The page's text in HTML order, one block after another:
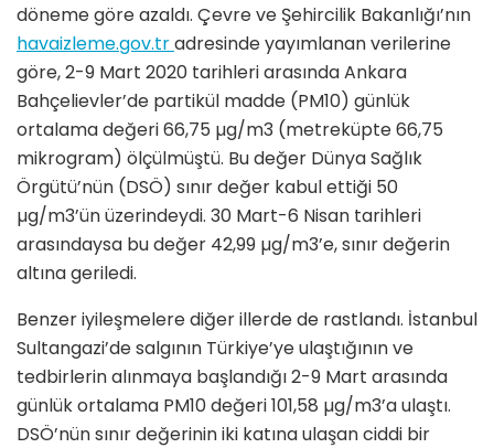
döneme göre azaldı. Çevre ve Şehircilik Bakanlığı’nın
havaizleme.gov.tradresinde yayımlanan verilerine
göre, 2-9 Mart 2020 tarihleri arasında Ankara
Bahçelievler’de partikül madde (PM10) günlük
ortalama değeri 66,75 µg/m3 (metreküpte 66,75
mikrogram) ölçülmüştü. Bu değer Dünya Sağlık
Örgütü’nün (DSÖ) sınır değer kabul ettiği 50
µg/m3’ün üzerindeydi. 30 Mart-6 Nisan tarihleri
arasındaysa bu değer 42,99 µg/m3’e, sınır değerin
altına geriledi.
Benzer iyileşmelere diğer illerde de rastlandı. İstanbul
Sultangazi’de salgının Türkiye’ye ulaştığının ve
tedbirlerin alınmaya başlandığı 2-9 Mart arasında
günlük ortalama PM10 değeri 101,58 µg/m3’a ulaştı.
DSÖ’nün sınır değerinin iki katına ulaşan ciddi bir